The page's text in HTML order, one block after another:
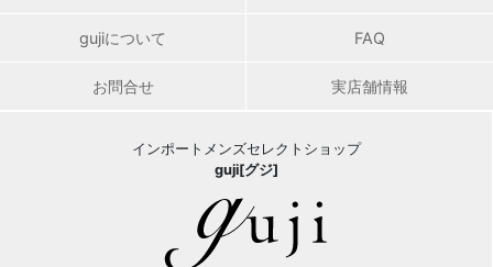
gujiについて FAQ
お問合せ 実店舗情報
インポートメンズセレクトショップ
guji[グジ]